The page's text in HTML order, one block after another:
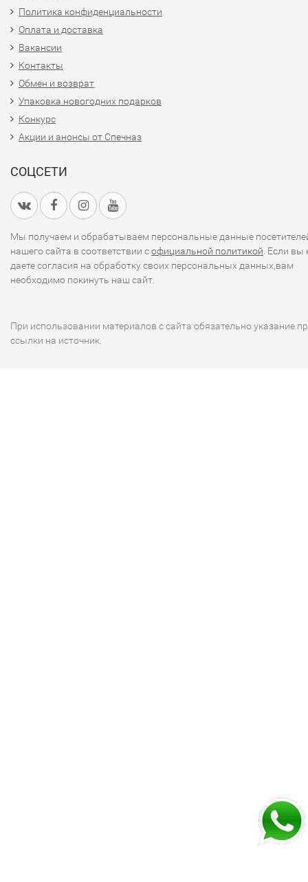
Политика конфиденциальности
Оплата и доставка
Вакансии
Контакты
Обмен и возврат
Упаковка новогодних подарков
Конкурс
Акции и анонсы от Спечназ
СОЦСЕТИ
Мы получаем и обрабатываем персональные данные
нашего сайта в соответствии софициальной политикой . Если вы
даете согласия на обработку своих персональных данных,вам
необходимо покинуть наш сайт.
При использовании материалов с сайта обязательно указание
ссылки на источник.